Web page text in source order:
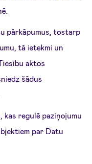
pārkāpumus, tostarp
tā ietekmi un
aktos
šādus
regulē paziņojumu
par Datu